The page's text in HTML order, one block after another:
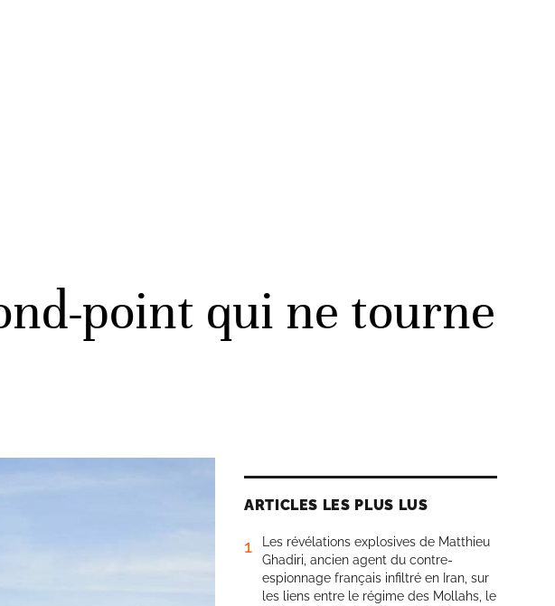
point qui ne tourne
ARTICLES LES PLUS LUS
1
Les révélations explosives de Matthieu
Ghadiri, ancien agent du contre-
espionnage français infiltré en Iran, sur
les liens entre le régime des Mollahs, le